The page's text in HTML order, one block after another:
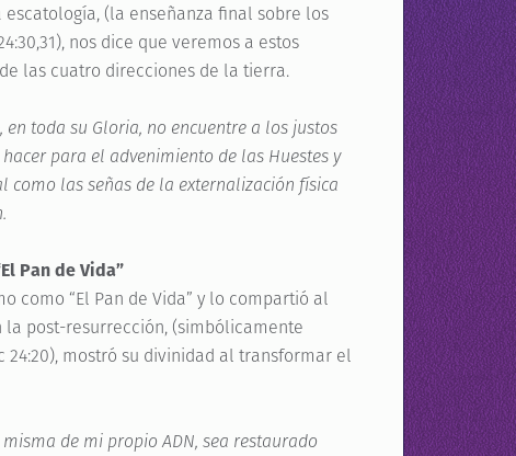
(la enseñanza final sobre los
nos dice que veremos a estos
las cuatro direcciones de la tierra.
toda su Gloria, no encuentre a los justos
para el advenimiento de las Huestes y
las señas de la externalización física
Pan de Vida”
como “El Pan de Vida” y lo compartió al
la post-resurrección, (simbólicamente
mostró su divinidad al transformar el
de mi propio ADN, sea restaurado